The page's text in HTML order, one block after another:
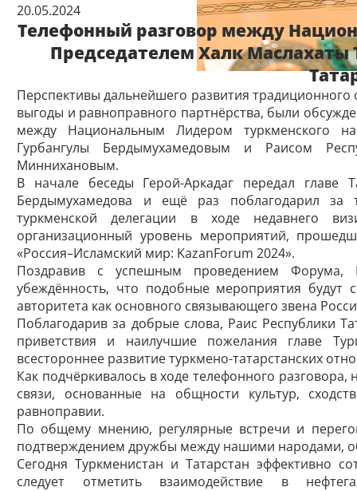
20.05.2024
Телефонный разговор между
Председателем Халк Маслахаты
Перспективы дальнейшего развития
выгоды и равноправного партнёрства, были
между Национальным Лидером туркменского
Гурбангулы Бердымухамедовым и Раисом
Миннихановым.
В начале беседы Герой-Аркадаг передал главе
Бердымухамедова и ещё раз поблагодарил за
туркменской делегации в ходе недавнего
организационный уровень мероприятий,
«Россия–Исламский мир: KazanForum 2024».
Поздравив с успешным проведением Форума,
убеждённость, что подобные мероприятия будут
авторитета как основного связывающего звена
Поблагодарив за добрые слова, Раис Республики
приветствия и наилучшие пожелания главе
всестороннее развитие туркмено-татарстанских
Как подчёркивалось в ходе телефонного
связи, основанные на общности культур,
равноправии.
По общему мнению, регулярные встречи и
подтверждением дружбы между нашими народами,
Сегодня Туркменистан и Татарстан эффективно
следует отметить взаимодействие в